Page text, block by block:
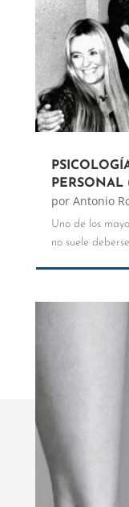
por Antonio
Uno de los
no suele